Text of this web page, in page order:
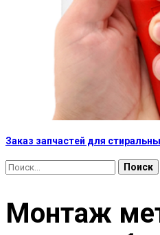
Заказ запчастей для
Найти:
Монтаж